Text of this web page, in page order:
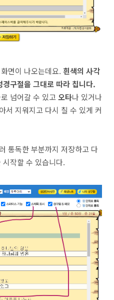
면이 나오는데요. 흰색의 사각
경구절을 그대로 따라 칩니다.
넘어갈 수 있고오타나 있거나
서 지워지고 다시 칠 수 있게 커
통독한 부분까지 저장하고 다
작할 수 있습니다.